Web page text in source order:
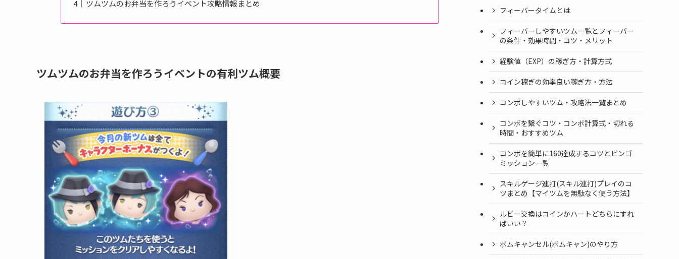
ツムツムのお弁当を作ろうイベント攻略情報まとめ
ツムツムのお弁当を作ろうイベントの有利ツム概要
フィーバータイムとは
フィーバーしやすいツム一覧とフィーバー
の条件・効果時間・コツ・メリット
経験値（EXP）の稼ぎ方・計算方式
コイン稼ぎの効率良い稼ぎ方・方法
コンボしやすいツム・攻略法一覧まとめ
コンボを繋ぐコツ・コンボ計算式・切れる
時間・おすすめツム
コンボを簡単に160達成するコツとビンゴ
ミッション一覧
スキルゲージ連打(スキル連打)プレイのコ
ツまとめ【マイツムを無駄なく使う方法】
ルビー交換はコインかハートどちらにすれ
ばいい？
ボムキャンセル(ボムキャン)のやり方